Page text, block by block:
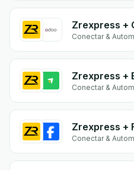
Zrexpress +
Conectar &
Zrexpress +
Conectar &
Zrexpress +
Conectar &